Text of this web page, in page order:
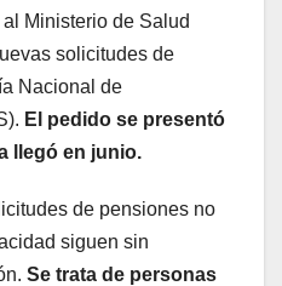
Ministerio de Salud
solicitudes de
Nacional de
El pedido se presentó
llegó en junio.
de pensiones no
siguen sin
Se trata de personas